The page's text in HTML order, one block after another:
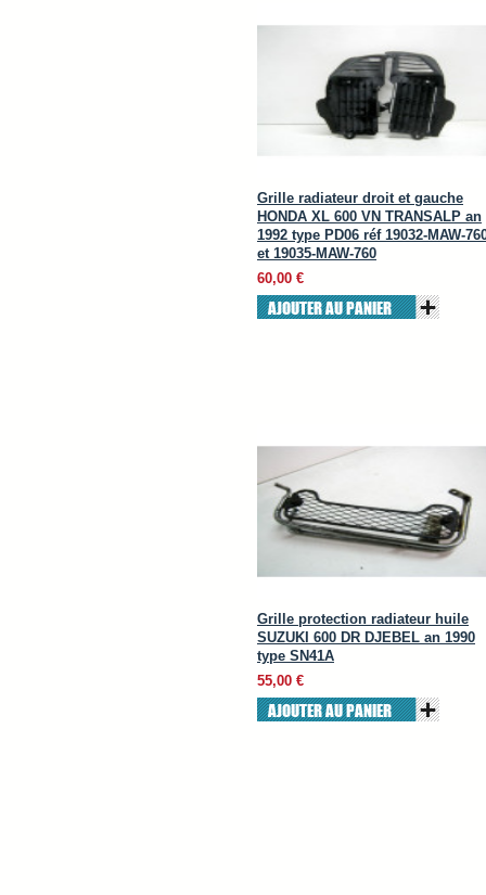
Grille radiateur droit et gauche
HONDA XL 600 VN TRANSALP an
1992 type PD06 réf 19032-MAW-
et 19035-MAW-760
60,00 €
AJOUTER AU PANIER
Grille protection radiateur huile
SUZUKI 600 DR DJEBEL an 1990
type SN41A
55,00 €
AJOUTER AU PANIER